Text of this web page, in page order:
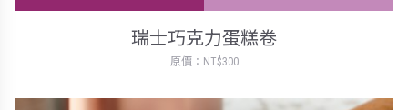
瑞士巧克力蛋糕卷
原價：NT$300